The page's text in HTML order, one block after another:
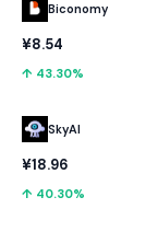
Biconomy
¥8.54
↑ 43.30%
SkyAI
¥18.96
↑ 40.30%